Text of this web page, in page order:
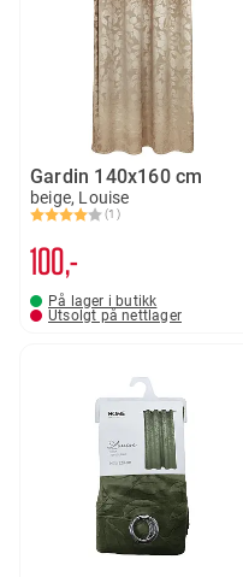
Gardin 140x160 cm
beige, Louise
Karakter:
(1)
4.0 av 5 mulige
100,-
På lager i butikk
Utsolgt på nettlager